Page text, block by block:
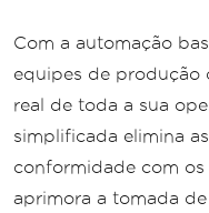
Com a automação
equipes de produção
real de toda a sua
simplificada elimina
conformidade com
aprimora a tomada